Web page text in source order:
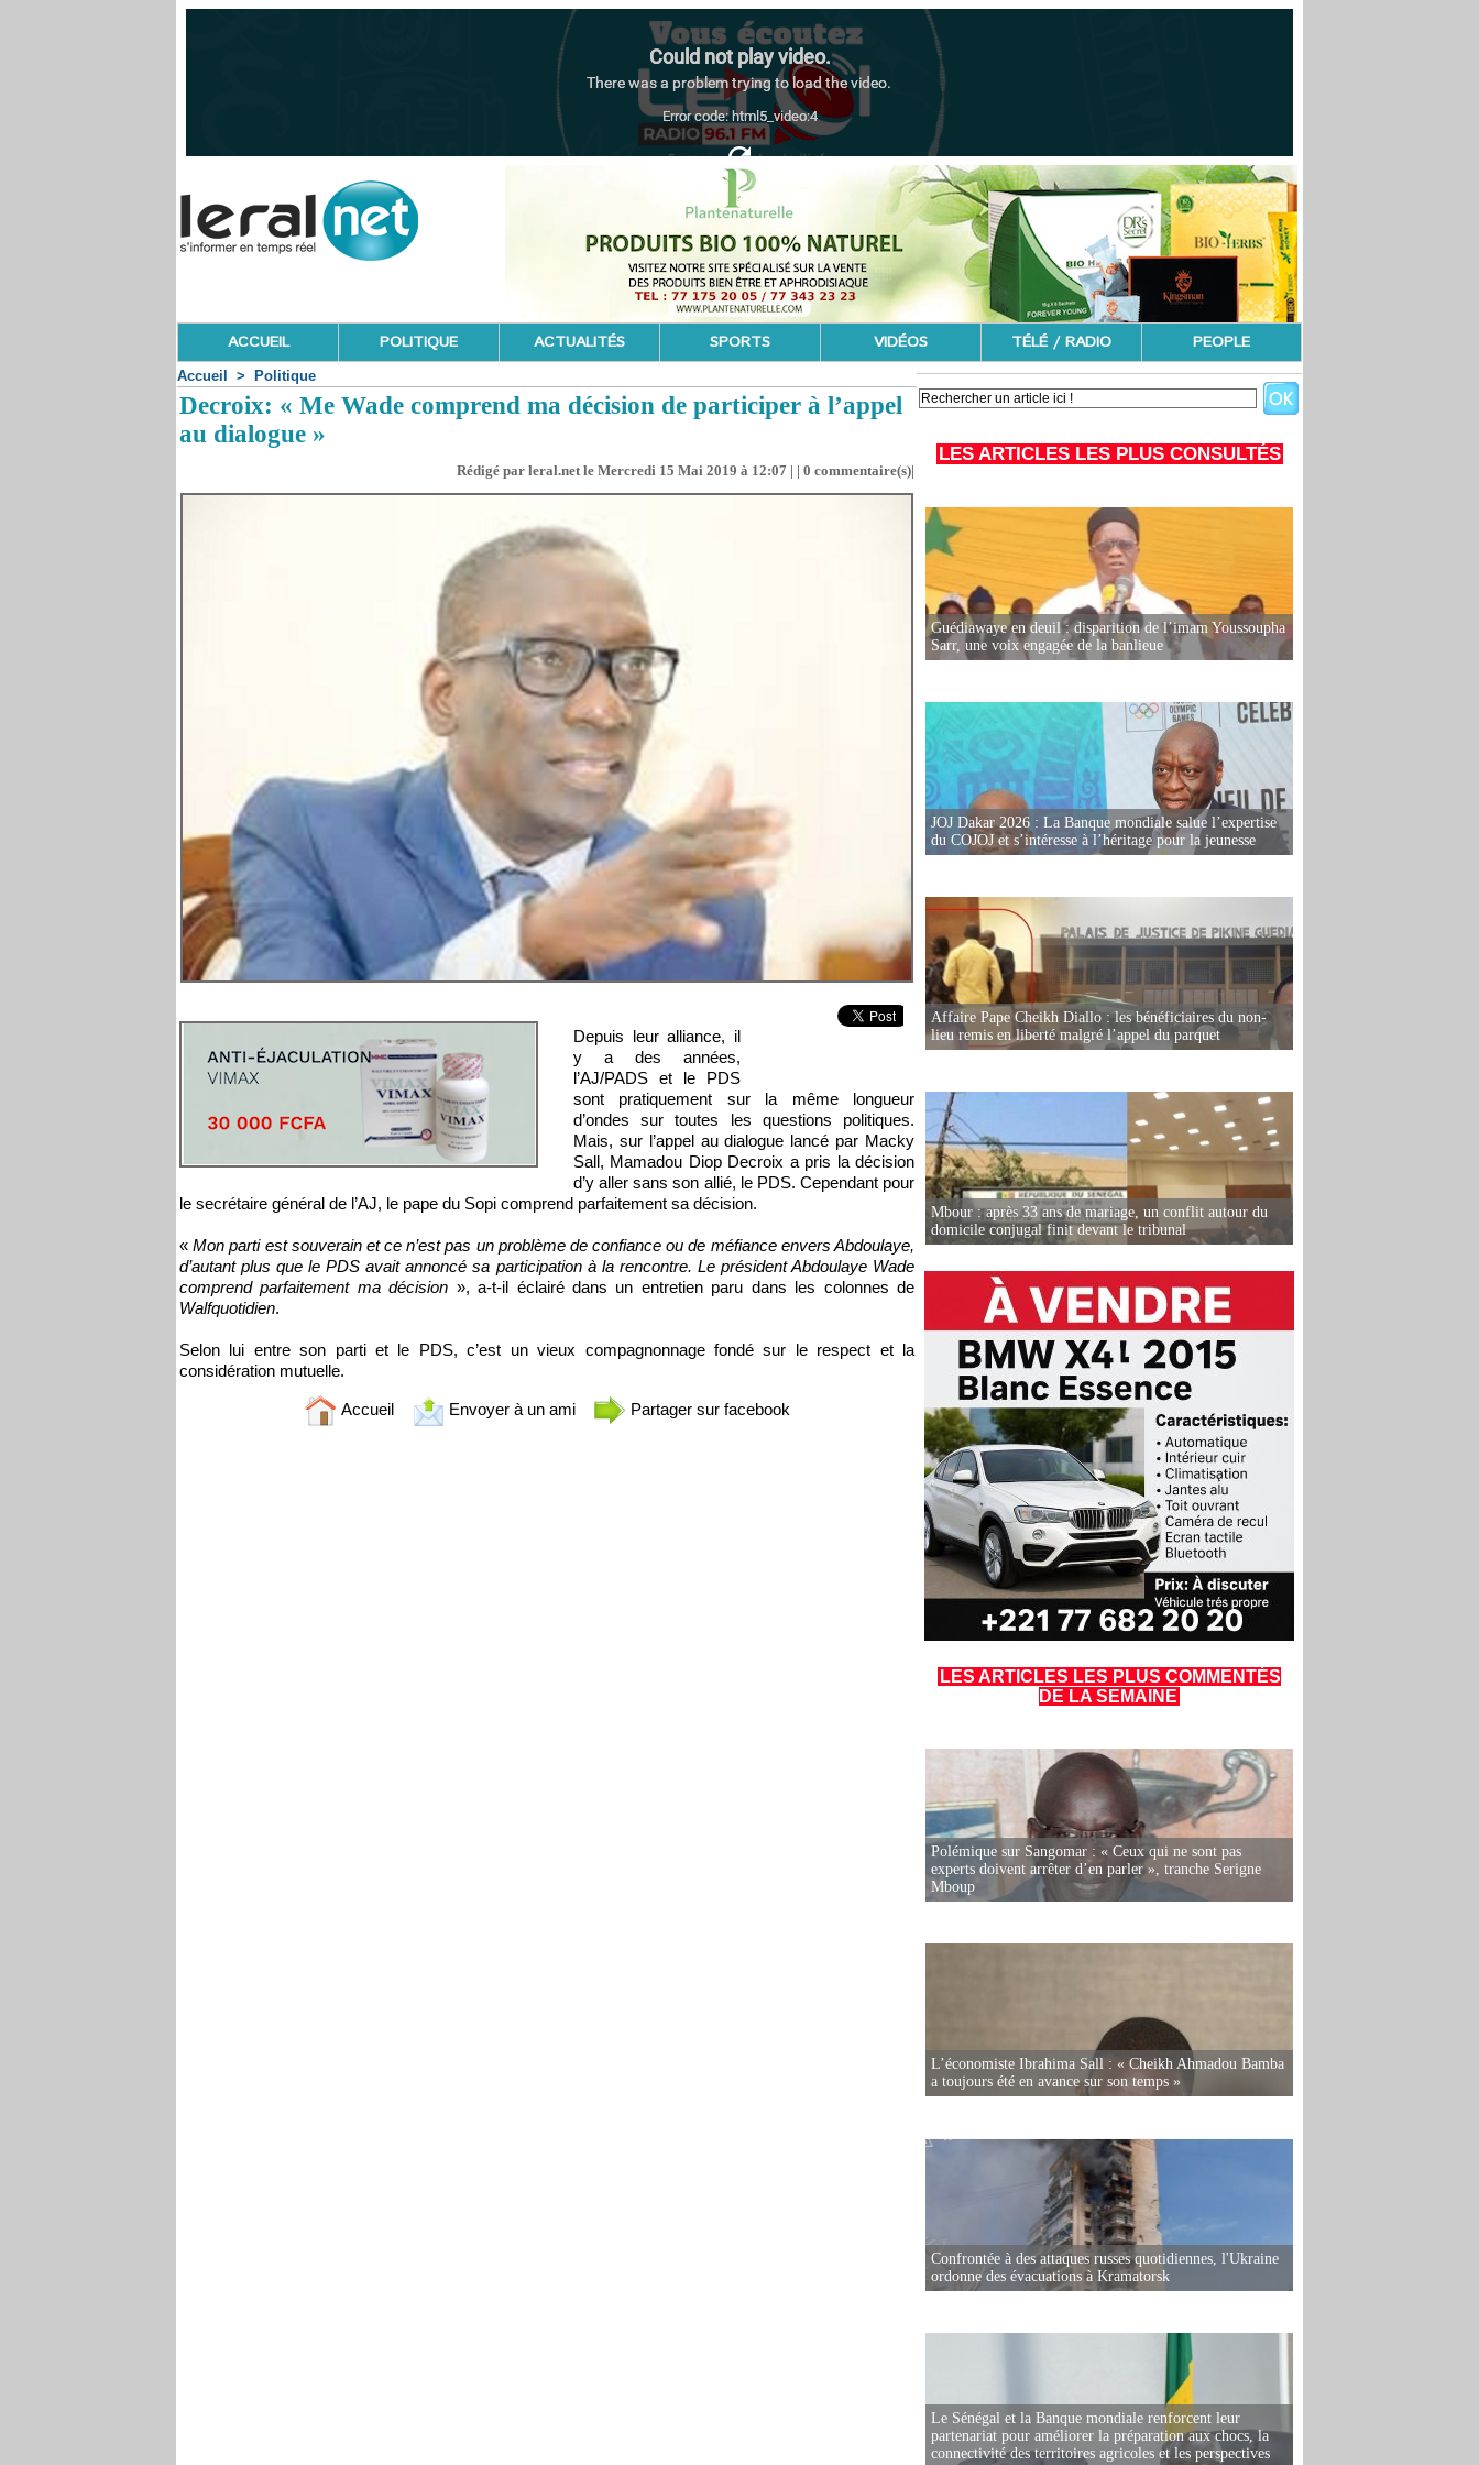
ACCUEIL POLITIQUE ACTUALITÉS SPORTS VIDÉOS TÉLÉ / RADIO PEOPLE
Accueil > Politique
Decroix: « Me Wade comprend ma décision de participer à l’appel
au dialogue »
Rédigé par leral.net le Mercredi 15 Mai 2019 à 12:07 | | 0 commentaire(s)|
Depuis leur alliance, il
y a des années,
l’AJ/PADS et le PDS
sont pratiquement sur la même longueur
d’ondes sur toutes les questions politiques.
Mais, sur l’appel au dialogue lancé par Macky
Sall, Mamadou Diop Decroix a pris la décision
d’y aller sans son allié, le PDS. Cependant pour
le secrétaire général de l’AJ, le pape du Sopi comprend parfaitement sa décision.
«Mon parti est souverain et ce n’est pas un problème de confiance ou de méfiance envers Abdoulaye,
d’autant plus que le PDS avait annoncé sa participation à la rencontre. Le président Abdoulaye Wade
comprend parfaitement ma décision », a-t-il éclairé dans un entretien paru dans les colonnes de
Walfquotidien.
Selon lui entre son parti et le PDS, c’est un vieux compagnonnage fondé sur le respect et la
considération mutuelle.
Accueil Envoyer à un ami Partager sur facebook
LES ARTICLES LES PLUS CONSULTÉS
Guédiawaye en deuil : disparition de l’imam Youssoupha
Sarr, une voix engagée de la banlieue
JOJ Dakar 2026 : La Banque mondiale salue l’expertise
du COJOJ et s’intéresse à l’héritage pour la jeunesse
Affaire Pape Cheikh Diallo : les bénéficiaires du non-
lieu remis en liberté malgré l’appel du parquet
Mbour : après 33 ans de mariage, un conflit autour du
domicile conjugal finit devant le tribunal
LES ARTICLES LES PLUS COMMENTÉS
DE LA SEMAINE
Polémique sur Sangomar : « Ceux qui ne sont pas
experts doivent arrêter d’en parler », tranche Serigne
Mboup
L’économiste Ibrahima Sall : « Cheikh Ahmadou Bamba
a toujours été en avance sur son temps »
Confrontée à des attaques russes quotidiennes, l'Ukraine
ordonne des évacuations à Kramatorsk
Le Sénégal et la Banque mondiale renforcent leur
partenariat pour améliorer la préparation aux chocs, la
connectivité des territoires agricoles et les perspectives